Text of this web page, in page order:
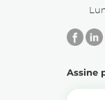
Assine